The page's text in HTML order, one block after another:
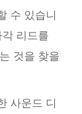
수 있습니
리드를
것을 찾을
사운드 디